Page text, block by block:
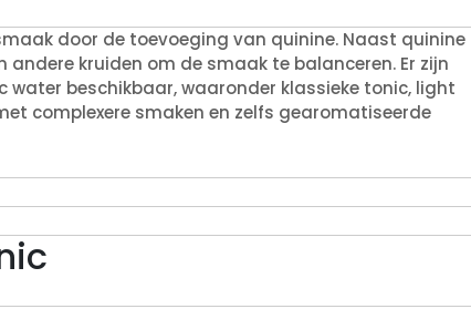
door de toevoeging van quinine. Naast quinine
kruiden om de smaak te balanceren. Er zijn
beschikbaar, waaronder klassieke tonic, light
complexere smaken en zelfs gearomatiseerde